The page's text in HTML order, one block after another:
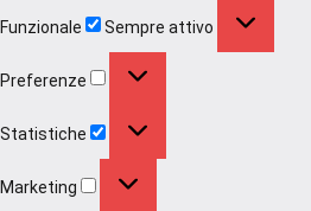
Funzionale Sempre attivo
Preferenze
Statistiche
Marketing